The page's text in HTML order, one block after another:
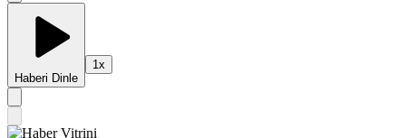
Haberi Dinle
1x